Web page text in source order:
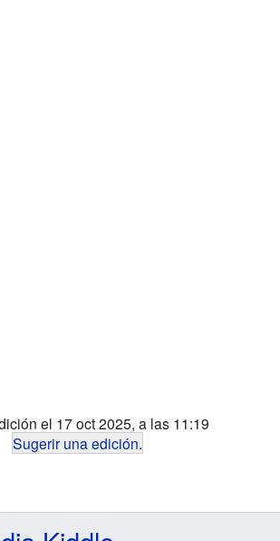
el 17 oct 2025, a las 11:19
Sugerir una edición.